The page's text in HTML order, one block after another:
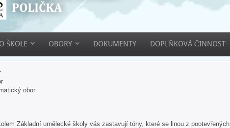
O ŠKOLE OBORY DOKUMENTY DOPLŇKOVÁ ČINNOST
obor
Základní umělecké školy vás zastavují tóny, které se linou z pootevřených